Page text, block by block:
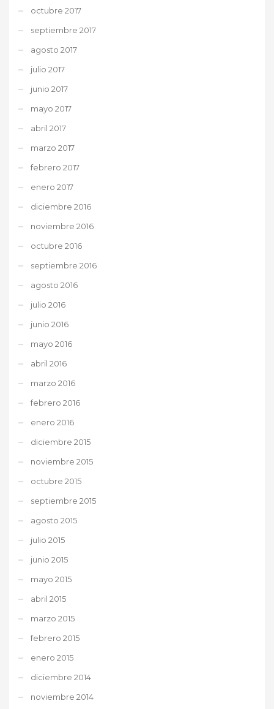
octubre 2017
septiembre 2017
agosto 2017
julio 2017
junio 2017
mayo 2017
abril 2017
marzo 2017
febrero 2017
enero 2017
diciembre 2016
noviembre 2016
octubre 2016
septiembre 2016
agosto 2016
julio 2016
junio 2016
mayo 2016
abril 2016
marzo 2016
febrero 2016
enero 2016
diciembre 2015
noviembre 2015
octubre 2015
septiembre 2015
agosto 2015
julio 2015
junio 2015
mayo 2015
abril 2015
marzo 2015
febrero 2015
enero 2015
diciembre 2014
noviembre 2014